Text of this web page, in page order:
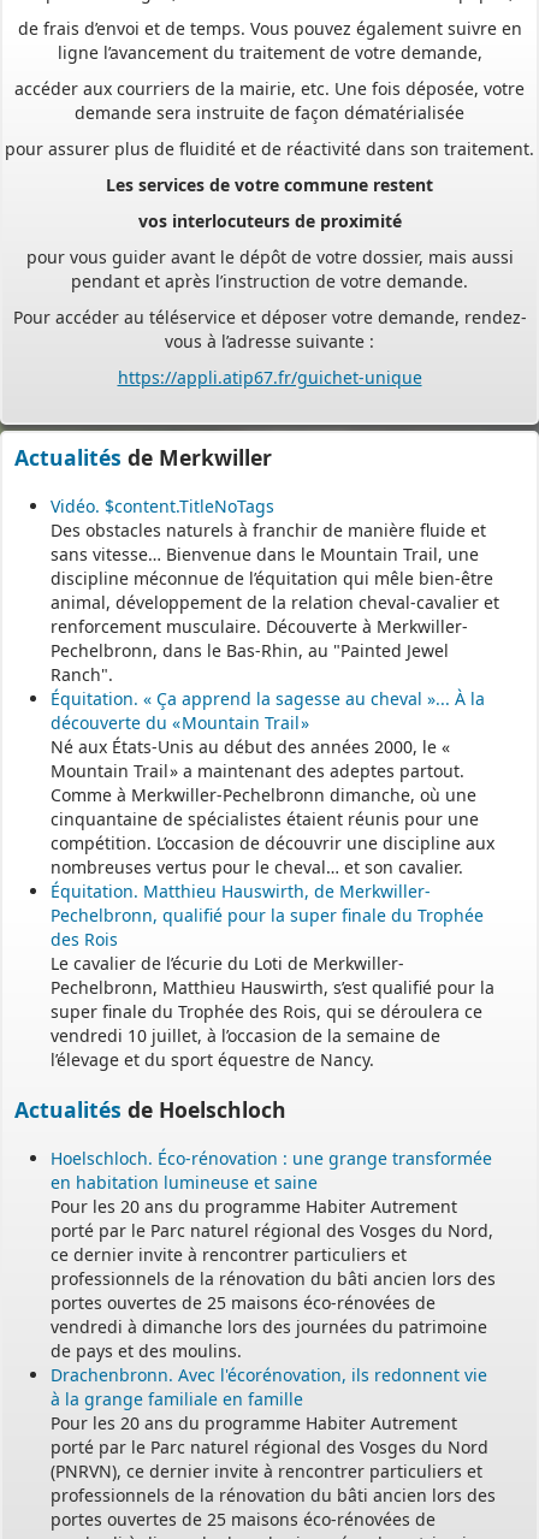
ligne l’avancement du traitement de votre demande,
accéder aux courriers de la mairie, etc. Une fois déposée, votre
demande sera instruite de façon dématérialisée
pour assurer plus de fluidité et de réactivité dans son traitement.
Les services de votre commune restent
vos interlocuteurs de proximité
pour vous guider avant le dépôt de votre dossier, mais aussi
pendant et après l’instruction de votre demande.
Pour accéder au téléservice et déposer votre demande, rendez-
vous à l’adresse suivante :
https://appli.atip67.fr/guichet-unique
Assistant(e)s maternel(le)s
Vous trouverez les listes des assistants maternels
et MAM par commune sur le site :https://www.bas-rhin.fr/carte-
assistants-maternels-bas-rhin/.
Il est mis à jour tous les vendredis.
Le sitehttps://monenfant.fr/de la CAF présente les disponibilités
des assistants maternels.
- - - - - - - - - - - - - - - - - -
Permanence mairie
Le secrétariat est fermé le samedi matin.
Une permanence est assurée par le maire, sur rendez-vous.
Actualités de Merkwiller
Vidéo. $content.TitleNoTags
Des obstacles naturels à franchir de manière fluide et
sans vitesse… Bienvenue dans le Mountain Trail, une
discipline méconnue de l’équitation qui mêle bien-être
animal, développement de la relation cheval-cavalier et
renforcement musculaire. Découverte à Merkwiller-
Pechelbronn, dans le Bas-Rhin, au "Painted Jewel
Ranch".
Équitation. « Ça apprend la sagesse au cheval »... À la
découverte du « Mountain Trail »
Né aux États-Unis au début des années 2000, le «
Mountain Trail » a maintenant des adeptes partout.
Comme à Merkwiller-Pechelbronn dimanche, où une
cinquantaine de spécialistes étaient réunis pour une
compétition. L’occasion de découvrir une discipline aux
nombreuses vertus pour le cheval… et son cavalier.
Équitation. Matthieu Hauswirth, de Merkwiller-
Pechelbronn, qualifié pour la super finale du Trophée
des Rois
Le cavalier de l’écurie du Loti de Merkwiller-
Pechelbronn, Matthieu Hauswirth, s’est qualifié pour la
super finale du Trophée des Rois, qui se déroulera ce
vendredi 10 juillet, à l’occasion de la semaine de
l’élevage et du sport équestre de Nancy.
Actualités de Hoelschloch
Hoelschloch. Éco-rénovation : une grange transformée
en habitation lumineuse et saine
Pour les 20 ans du programme Habiter Autrement
porté par le Parc naturel régional des Vosges du Nord,
ce dernier invite à rencontrer particuliers et
professionnels de la rénovation du bâti ancien lors des
portes ouvertes de 25 maisons éco-rénovées de
vendredi à dimanche lors des journées du patrimoine
de pays et des moulins.
Drachenbronn. Avec l'écorénovation, ils redonnent vie
à la grange familiale en famille
Pour les 20 ans du programme Habiter Autrement
porté par le Parc naturel régional des Vosges du Nord
(PNRVN), ce dernier invite à rencontrer particuliers et
professionnels de la rénovation du bâti ancien lors des
portes ouvertes de 25 maisons éco-rénovées de